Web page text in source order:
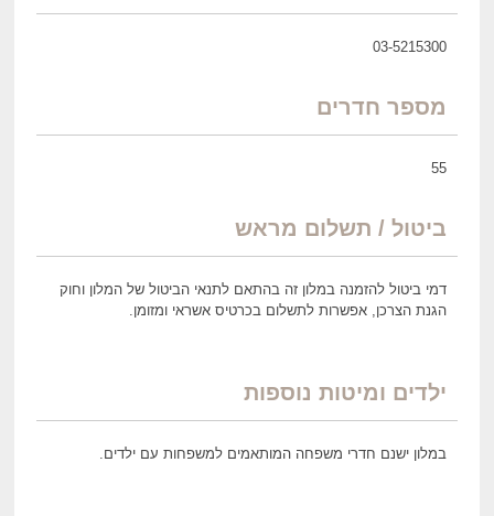
03-5215300
מספר חדרים
55
ביטול / תשלום מראש
דמי ביטול להזמנה במלון זה בהתאם לתנאי הביטול של המלון וחוק
הגנת הצרכן, אפשרות לתשלום בכרטיס אשראי ומזומן.
ילדים ומיטות נוספות
במלון ישנם חדרי משפחה המותאמים למשפחות עם ילדים.